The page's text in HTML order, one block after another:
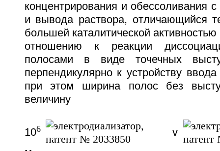
концентрирования и обессоливания
и вывода раствора, отличающийся
большей каталитической
отношению к реакции
полосами в виде точечных
перпендикулярно к устройству
при этом ширина полос без
величину
106
v